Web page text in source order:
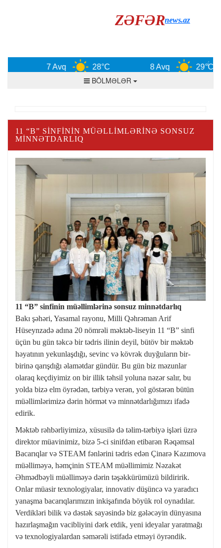
ZƏFƏRnews.az
7 Avq 28°C 8 Avq 29°C
BÖLMƏLƏR
11 “B” SINFININ MÜƏLLIMLƏRINƏ SONSUZ
MINNƏTDARLIQ
11 “B” sinfinin müəllimlərinə sonsuz minnətdarlıq
Bakı şəhəri, Yasamal rayonu, Milli Qəhrəman Arif
Hüseynzadə adına 20 nömrəli məktəb-liseyin 11 “B” sinfi
üçün bu gün təkcə bir tədris ilinin deyil, bütöv bir məktəb
həyatının yekunlaşdığı, sevinc və kövrək duyğuların bir-
birinə qarışdığı əlamətdar gündür. Bu gün biz məzunlar
olaraq keçdiyimiz on bir illik təhsil yoluna nəzər salır, bu
yolda bizə elm öyrədən, tərbiyə verən, yol göstərən bütün
müəllimlərimizə dərin hörmət və minnətdarlığımızı ifadə
edirik.
Məktəb rəhbərliyimizə, xüsusilə də təlim-tərbiyə işləri üzrə
direktor müavinimiz, bizə 5-ci sinifdən etibarən Rəqəmsal
Bacarıqlar və STEAM fənlərini tədris edən Çinarə Kazımova
müəlliməyə, həmçinin STEAM müəllimimiz Nəzakət
Əhmədbəyli müəlliməyə dərin təşəkkürümüzü bildiririk.
Onlar müasir texnologiyalar, innovativ düşüncə və yaradıcı
yanaşma bacarıqlarımızın inkişafında böyük rol oynadılar.
Verdikləri bilik və dəstək sayəsində biz gələcəyin dünyasına
hazırlaşmağın vacibliyini dərk etdik, yeni ideyalar yaratmağı
və texnologiyalardan səmərəli istifadə etməyi öyrəndik.